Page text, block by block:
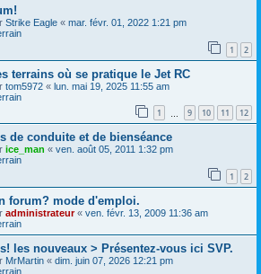
Strike Eagle « mar. févr. 01, 2022 1:21 pm
1 2
terrains où se pratique le Jet RC
tom5972 « lun. mai 19, 2025 11:55 am
1 9 10 11 12
de conduite et de bienséance
ice_man « ven. août 05, 2011 1:32 pm
1 2
forum? mode d'emploi.
administrateur« ven. févr. 13, 2009 11:36 am
les nouveaux > Présentez-vous ici SVP.
MrMartin « dim. juin 07, 2026 12:21 pm